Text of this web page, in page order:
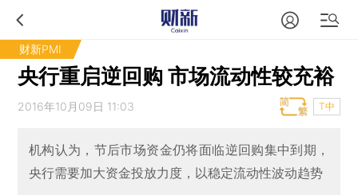
财新PMI
央行重启逆回购 市场流动性较充裕
2016年10月09日 11:03 T中
机构认为，节后市场资金仍将面临逆回购集中到期，
央行需要加大资金投放力度，以稳定流动性波动趋势